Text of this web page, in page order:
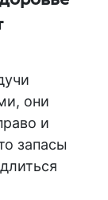
они
и
запасы